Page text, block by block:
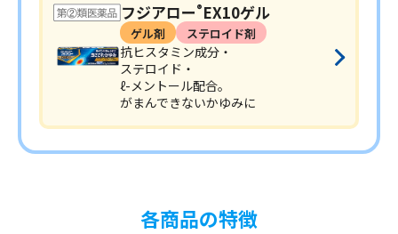
フジアロー ® EX10ゲル
ゲル剤 ステロイド剤
抗ヒスタミン成分・
ステロイド・
ℓ-メントール配合。
がまんできないかゆみに
各商品の特徴